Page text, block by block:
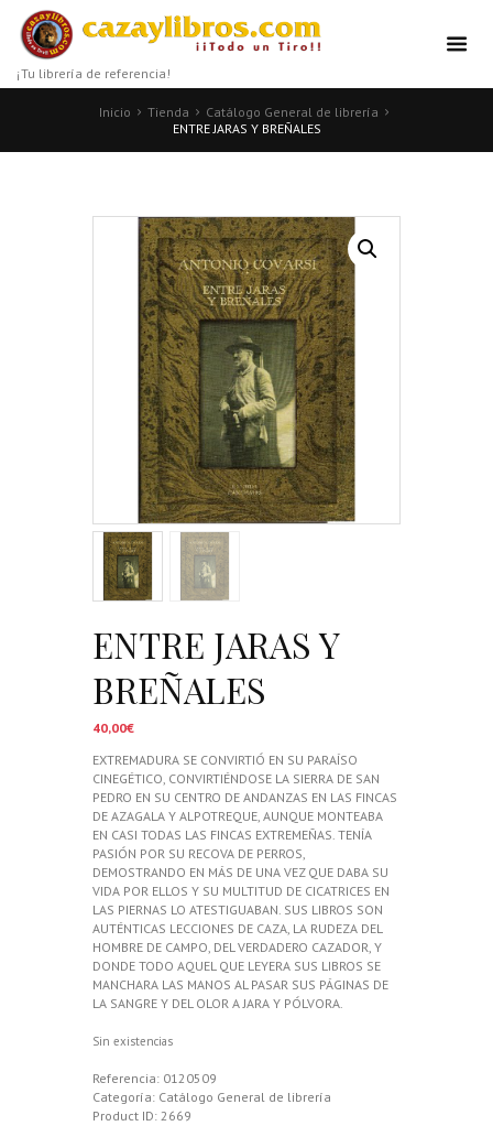
¡Tu librería de referencia!
Inicio Tienda
Catálogo General de librería
ENTRE JARAS Y BREÑALES
ENTRE JARAS Y
BREÑALES
40,00€
EXTREMADURA SE CONVIRTIÓ EN SU PARAÍSO
CINEGÉTICO, CONVIRTIÉNDOSE LA SIERRA DE SAN
PEDRO EN SU CENTRO DE ANDANZAS EN LAS FINCAS
DE AZAGALA Y ALPOTREQUE, AUNQUE MONTEABA
EN CASI TODAS LAS FINCAS EXTREMEÑAS. TENÍA
PASIÓN POR SU RECOVA DE PERROS,
DEMOSTRANDO EN MÁS DE UNA VEZ QUE DABA SU
VIDA POR ELLOS Y SU MULTITUD DE CICATRICES EN
LAS PIERNAS LO ATESTIGUABAN. SUS LIBROS SON
AUTÉNTICAS LECCIONES DE CAZA, LA RUDEZA DEL
HOMBRE DE CAMPO, DEL VERDADERO CAZADOR, Y
DONDE TODO AQUEL QUE LEYERA SUS LIBROS SE
MANCHARA LAS MANOS AL PASAR SUS PÁGINAS DE
LA SANGRE Y DEL OLOR A JARA Y PÓLVORA.
Sin existencias
Referencia: 0120509
Categoría: Catálogo General de librería
Product ID: 2669